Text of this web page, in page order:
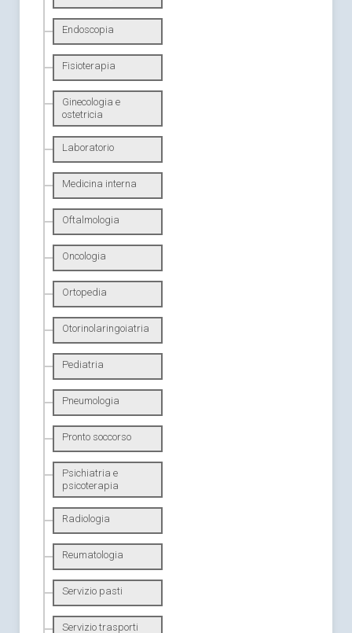
Endoscopia
Fisioterapia
Ginecologia e
ostetricia
Laboratorio
Medicina interna
Oftalmologia
Oncologia
Ortopedia
Otorinolaringoiatria
Pediatria
Pneumologia
Pronto soccorso
Psichiatria e
psicoterapia
Radiologia
Reumatologia
Servizio pasti
Servizio trasporti